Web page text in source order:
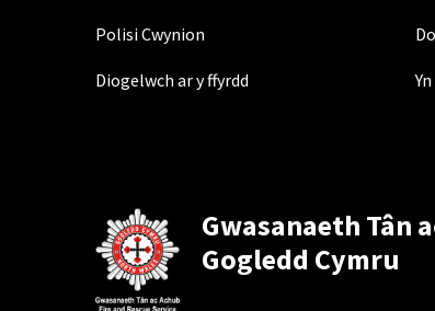
Polisi Cwynion
Diogelwch ar y ffyrdd
Gwasanaeth Tân
Gogledd Cymru